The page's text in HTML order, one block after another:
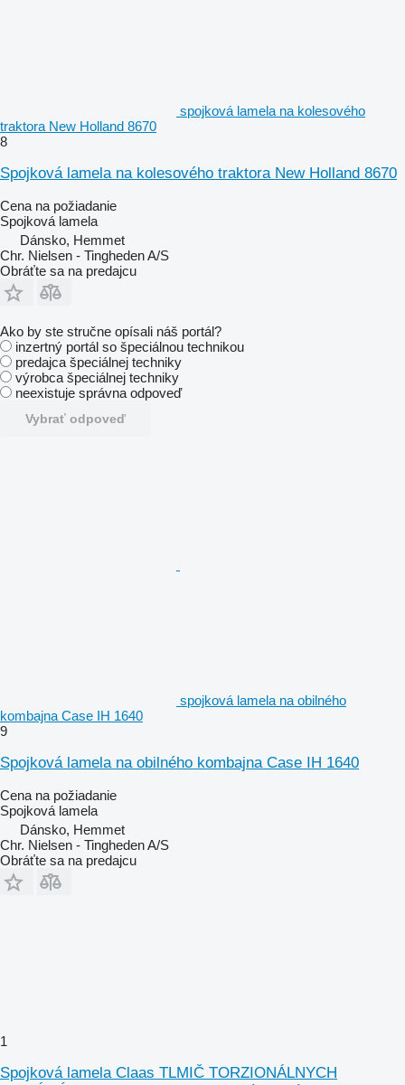
spojková lamela na kolesového
traktora New Holland 8670
8
Spojková lamela na kolesového traktora New Holland 8670
Cena na požiadanie
Spojková lamela
Dánsko, Hemmet
Chr. Nielsen - Tingheden A/S
Obráťte sa na predajcu
Ako by ste stručne opísali náš portál?
inzertný portál so špeciálnou technikou
predajca špeciálnej techniky
výrobca špeciálnej techniky
neexistuje správna odpoveď
Vybrať odpoveď
spojková lamela na obilného
kombajna Case IH 1640
9
Spojková lamela na obilného kombajna Case IH 1640
Cena na požiadanie
Spojková lamela
Dánsko, Hemmet
Chr. Nielsen - Tingheden A/S
Obráťte sa na predajcu
1
Spojková lamela Claas TLMIČ TORZIONÁLNYCH